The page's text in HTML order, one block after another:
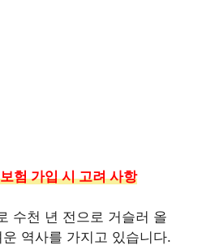
험 가입 시 고려 사항
수천 년 전으로 거슬러 올
역사를 가지고 있습니다.